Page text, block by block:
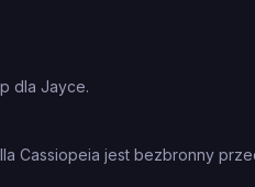
dla Jayce.
Cassiopeia jest bezbronny